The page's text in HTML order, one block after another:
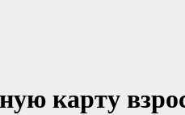
карту